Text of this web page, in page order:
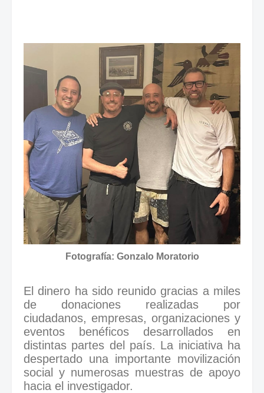
Fotografía: Gonzalo Moratorio
El dinero ha sido reunido gracias a miles
de donaciones realizadas por
ciudadanos, empresas, organizaciones y
eventos benéficos desarrollados en
distintas partes del país. La iniciativa ha
despertado una importante movilización
social y numerosas muestras de apoyo
hacia el investigador.